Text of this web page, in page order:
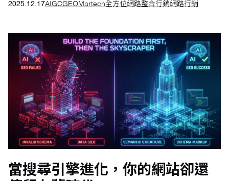
2025.12.17AIGCGEOMartech全方位網路整合行銷網路行銷
當搜尋引擎進化，你的網站卻還